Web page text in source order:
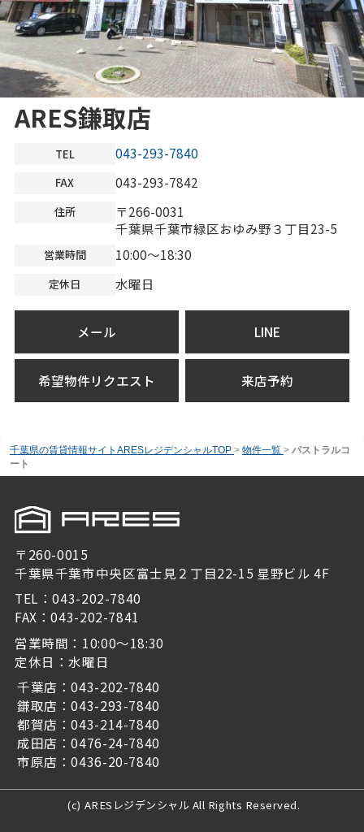
ARES鎌取店
TEL 043-293-7840
FAX 043-293-7842
住所
〒266-0031
千葉県千葉市緑区おゆみ野３丁目23-5
営業時間 10:00～18:30
定休日 水曜日
メール LINE
希望物件リクエスト 来店予約
千葉県の賃貸情報サイトARESレジデンシャルTOP > 物件一覧 > パストラルコ
ート
〒260-0015
千葉県千葉市中央区富士見２丁目22-15 星野ビル 4F
TEL：043-202-7840
FAX：043-202-7841
営業時間：10:00～18:30
定休日：水曜日
千葉店：043-202-7840
鎌取店：043-293-7840
都賀店：043-214-7840
成田店：0476-24-7840
市原店：0436-20-7840
(c) ARESレジデンシャル All Rights Reserved.